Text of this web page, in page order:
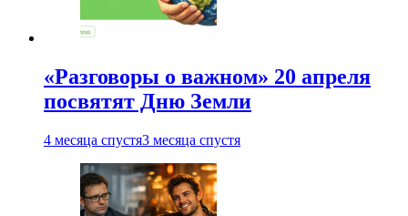
«Разговоры о важном» 20 апреля
посвятят Дню Земли
4 месяца спустя3 месяца спустя